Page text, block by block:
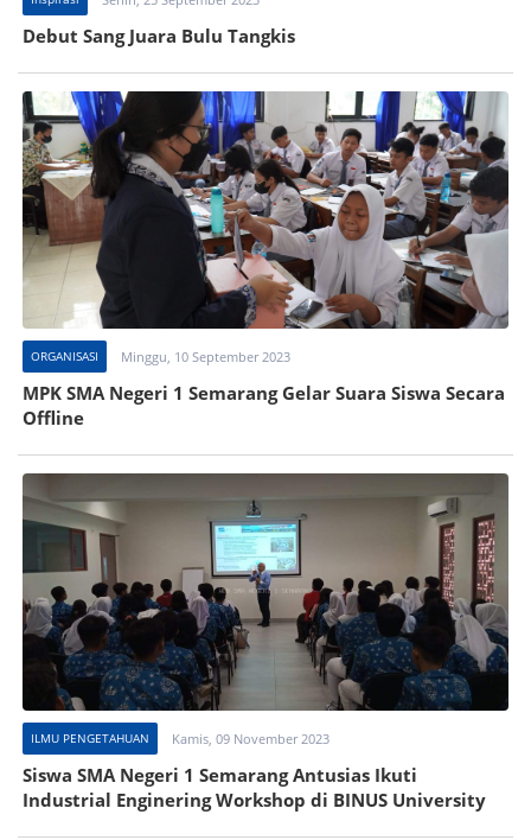
Debut Sang Juara Bulu Tangkis
ORGANISASI Minggu, 10 September 2023
MPK SMA Negeri 1 Semarang Gelar Suara Siswa Secara
Offline
ILMU PENGETAHUAN Kamis, 09 November 2023
Siswa SMA Negeri 1 Semarang Antusias Ikuti
Industrial Enginering Workshop di BINUS University